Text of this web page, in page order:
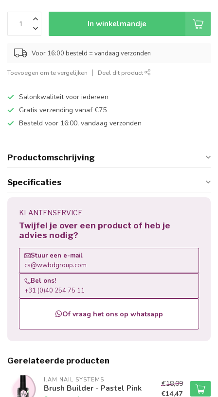
In winkelmandje
Voor 16:00 besteld = vandaag verzonden
Toevoegen om te vergelijken Deel dit product
Salonkwaliteit voor iedereen
Gratis verzending vanaf €75
Besteld voor 16:00, vandaag verzonden
Productomschrijving
Specificaties
KLANTENSERVICE
Twijfel je over een product of heb je
advies nodig?
Stuur een e-mail
cs@wwbdgroup.com
Bel ons!
+31 (0)40 254 75 11
Of vraag het ons op whatsapp
Gerelateerde producten
I.AM NAIL SYSTEMS
Brush Builder - Pastel Pink
€18,09
€14,47